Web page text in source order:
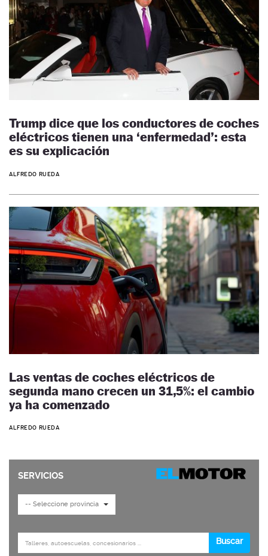
Trump dice que los conductores de coches
eléctricos tienen una ‘enfermedad’: esta
es su explicación
ALFREDO RUEDA
Las ventas de coches eléctricos de
segunda mano crecen un 31,5%: el cambio
ya ha comenzado
ALFREDO RUEDA